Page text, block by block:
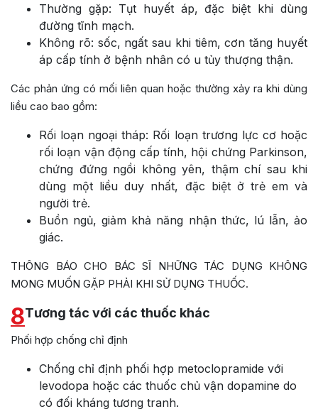
Thường gặp: Tụt huyết áp, đặc biệt khi dùng
đường tĩnh mạch.
Không rõ: sốc, ngất sau khi tiêm, cơn tăng huyết
áp cấp tính ở bệnh nhân có u tủy thượng thận.
Các phản ứng có mối liên quan hoặc thường xảy ra khi dùng
liều cao bao gồm:
Rối loạn ngoại tháp: Rối loạn trương lực cơ hoặc
rối loạn vận động cấp tính, hội chứng Parkinson,
chứng đứng ngồi không yên, thậm chí sau khi
dùng một liều duy nhất, đặc biệt ở trẻ em và
người trẻ.
Buồn ngủ, giảm khả năng nhận thức, lú lẫn, ảo
giác.
THÔNG BÁO CHO BÁC SĨ NHỮNG TÁC DỤNG KHÔNG
MONG MUỐN GẶP PHẢI KHI SỬ DỤNG THUỐC.
8Tương tác với các thuốc khác
Phối hợp chống chỉ định
Chống chỉ định phối hợp metoclopramide với
levodopa hoặc các thuốc chủ vận dopamine do
có đối kháng tương tranh.